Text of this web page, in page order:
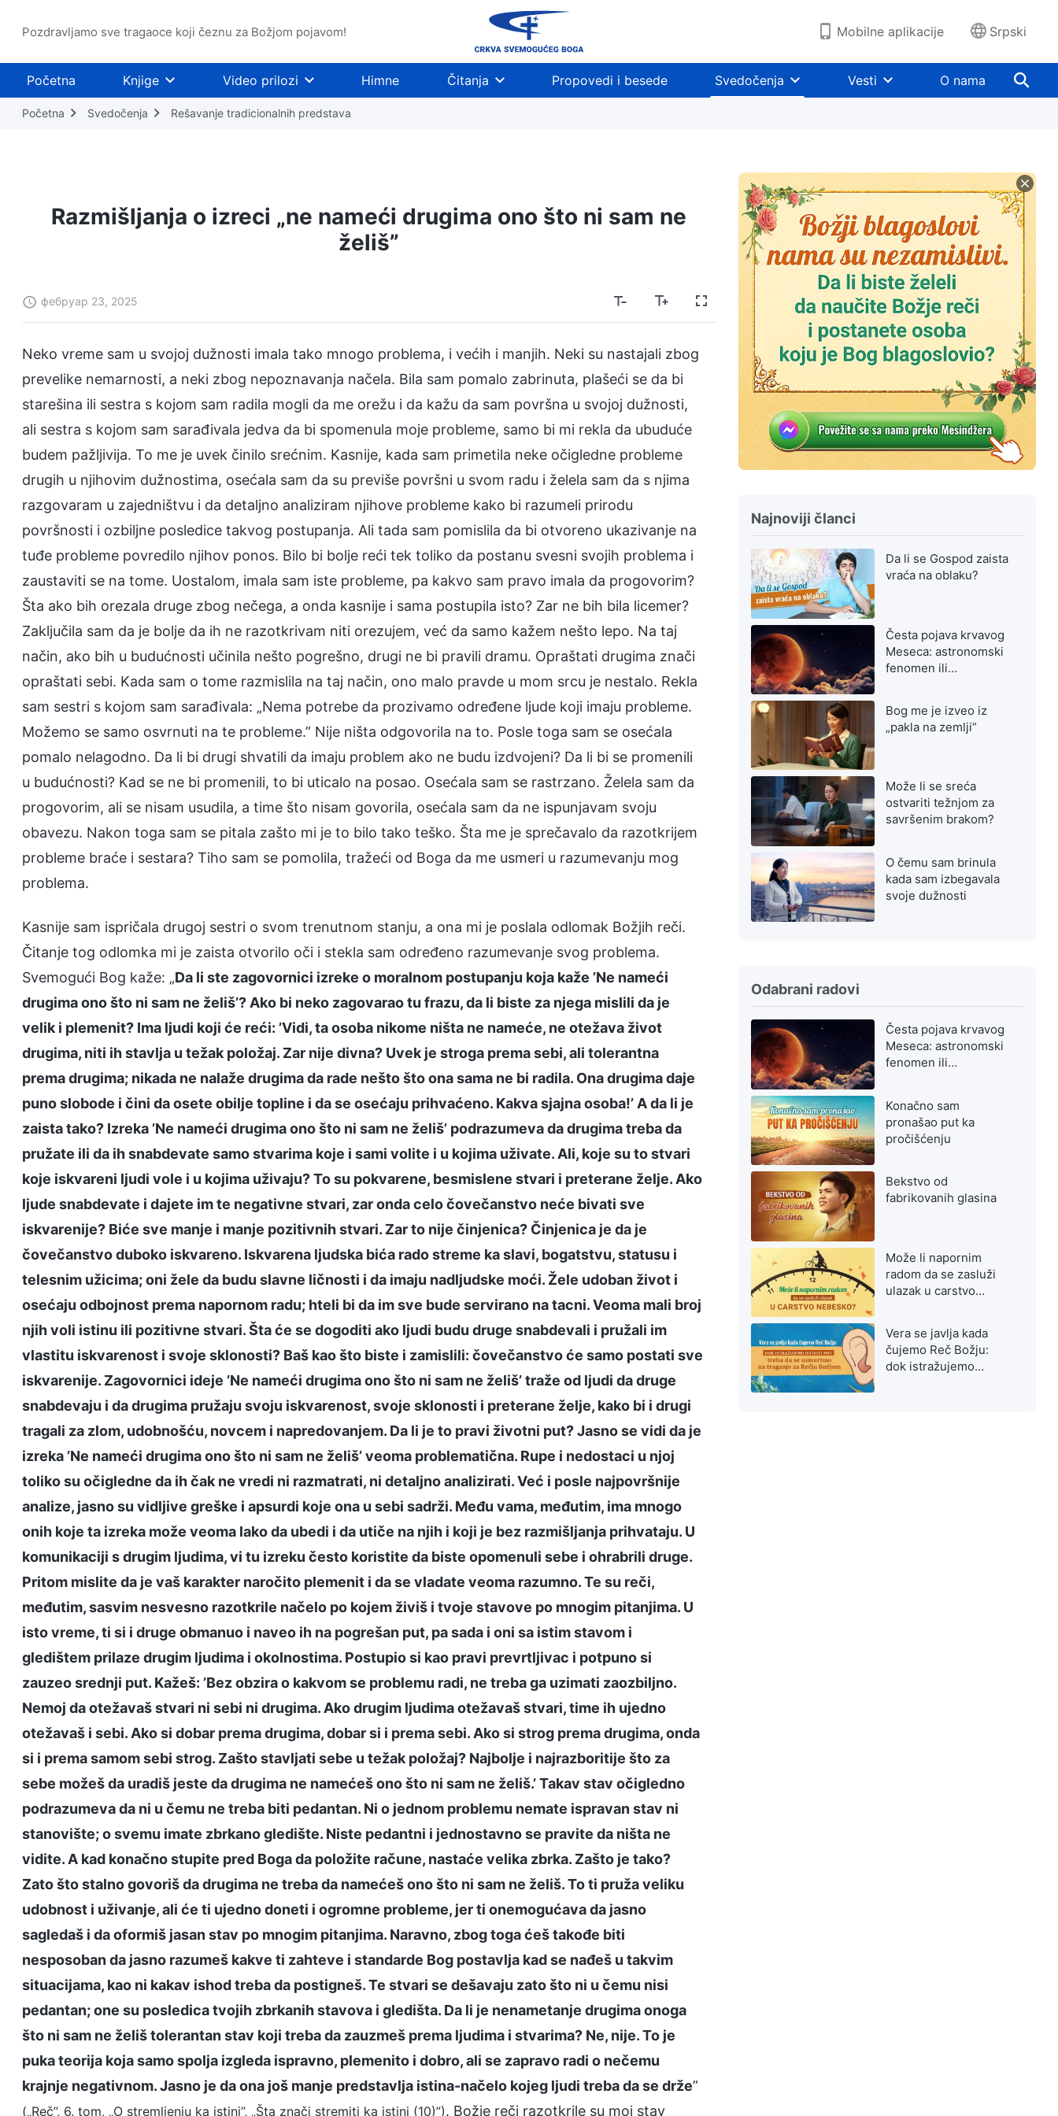
Pozdravljamo sve tragaoce koji čeznu za Božjom pojavom! Mobilne aplikacije Srpski
Početna Knjige Video prilozi Himne Čitanja Propovedi i besede Svedočenja Vesti O nama
Početna Svedočenja Rešavanje tradicionalnih predstava
Razmišljanja o izreci „ne nameći drugima ono što ni sam ne
želiš”
фебруар 23, 2025
Neko vreme sam u svojoj dužnosti imala tako mnogo problema, i većih i manjih. Neki su nastajali zbog
prevelike nemarnosti, a neki zbog nepoznavanja načela. Bila sam pomalo zabrinuta, plašeći se da bi
starešina ili sestra s kojom sam radila mogli da me orežu i da kažu da sam površna u svojoj dužnosti,
ali sestra s kojom sam sarađivala jedva da bi spomenula moje probleme, samo bi mi rekla da ubuduće
budem pažljivija. To me je uvek činilo srećnim. Kasnije, kada sam primetila neke očigledne probleme
drugih u njihovim dužnostima, osećala sam da su previše površni u svom radu i želela sam da s njima
razgovaram u zajedništvu i da detaljno analiziram njihove probleme kako bi razumeli prirodu
površnosti i ozbiljne posledice takvog postupanja. Ali tada sam pomislila da bi otvoreno ukazivanje na
tuđe probleme povredilo njihov ponos. Bilo bi bolje reći tek toliko da postanu svesni svojih problema i
zaustaviti se na tome. Uostalom, imala sam iste probleme, pa kakvo sam pravo imala da progovorim?
Šta ako bih orezala druge zbog nečega, a onda kasnije i sama postupila isto? Zar ne bih bila licemer?
Zaključila sam da je bolje da ih ne razotkrivam niti orezujem, već da samo kažem nešto lepo. Na taj
način, ako bih u budućnosti učinila nešto pogrešno, drugi ne bi pravili dramu. Opraštati drugima znači
opraštati sebi. Kada sam o tome razmislila na taj način, ono malo pravde u mom srcu je nestalo. Rekla
sam sestri s kojom sam sarađivala: „Nema potrebe da prozivamo određene ljude koji imaju probleme.
Možemo se samo osvrnuti na te probleme.” Nije ništa odgovorila na to. Posle toga sam se osećala
pomalo nelagodno. Da li bi drugi shvatili da imaju problem ako ne budu izdvojeni? Da li bi se promenili
u budućnosti? Kad se ne bi promenili, to bi uticalo na posao. Osećala sam se rastrzano. Želela sam da
progovorim, ali se nisam usudila, a time što nisam govorila, osećala sam da ne ispunjavam svoju
obavezu. Nakon toga sam se pitala zašto mi je to bilo tako teško. Šta me je sprečavalo da razotkrijem
probleme braće i sestara? Tiho sam se pomolila, tražeći od Boga da me usmeri u razumevanju mog
problema.
Kasnije sam ispričala drugoj sestri o svom trenutnom stanju, a ona mi je poslala odlomak Božjih reči.
Čitanje tog odlomka mi je zaista otvorilo oči i stekla sam određeno razumevanje svog problema.
Svemogući Bog kaže: „Da li ste zagovornici izreke o moralnom postupanju koja kaže ’Ne nameći
drugima ono što ni sam ne želiš’? Ako bi neko zagovarao tu frazu, da li biste za njega mislili da je
velik i plemenit? Ima ljudi koji će reći: ’Vidi, ta osoba nikome ništa ne nameće, ne otežava život
drugima, niti ih stavlja u težak položaj. Zar nije divna? Uvek je stroga prema sebi, ali tolerantna
prema drugima; nikada ne nalaže drugima da rade nešto što ona sama ne bi radila. Ona drugima daje
puno slobode i čini da osete obilje topline i da se osećaju prihvaćeno. Kakva sjajna osoba!’ A da li je
zaista tako? Izreka ’Ne nameći drugima ono što ni sam ne želiš’ podrazumeva da drugima treba da
pružate ili da ih snabdevate samo stvarima koje i sami volite i u kojima uživate. Ali, koje su to stvari
koje iskvareni ljudi vole i u kojima uživaju? To su pokvarene, besmislene stvari i preterane želje. Ako
ljude snabdevate i dajete im te negativne stvari, zar onda celo čovečanstvo neće bivati sve
iskvarenije? Biće sve manje i manje pozitivnih stvari. Zar to nije činjenica? Činjenica je da je
čovečanstvo duboko iskvareno. Iskvarena ljudska bića rado streme ka slavi, bogatstvu, statusu i
telesnim užicima; oni žele da budu slavne ličnosti i da imaju nadljudske moći. Žele udoban život i
osećaju odbojnost prema napornom radu; hteli bi da im sve bude servirano na tacni. Veoma mali broj
njih voli istinu ili pozitivne stvari. Šta će se dogoditi ako ljudi budu druge snabdevali i pružali im
vlastitu iskvarenost i svoje sklonosti? Baš kao što biste i zamislili: čovečanstvo će samo postati sve
iskvarenije. Zagovornici ideje ’Ne nameći drugima ono što ni sam ne želiš’ traže od ljudi da druge
snabdevaju i da drugima pružaju svoju iskvarenost, svoje sklonosti i preterane želje, kako bi i drugi
tragali za zlom, udobnošću, novcem i napredovanjem. Da li je to pravi životni put? Jasno se vidi da je
izreka ’Ne nameći drugima ono što ni sam ne želiš’ veoma problematična. Rupe i nedostaci u njoj
toliko su očigledne da ih čak ne vredi ni razmatrati, ni detaljno analizirati. Već i posle najpovršnije
analize, jasno su vidljive greške i apsurdi koje ona u sebi sadrži. Među vama, međutim, ima mnogo
onih koje ta izreka može veoma lako da ubedi i da utiče na njih i koji je bez razmišljanja prihvataju. U
komunikaciji s drugim ljudima, vi tu izreku često koristite da biste opomenuli sebe i ohrabrili druge.
Pritom mislite da je vaš karakter naročito plemenit i da se vladate veoma razumno. Te su reči,
međutim, sasvim nesvesno razotkrile načelo po kojem živiš i tvoje stavove po mnogim pitanjima. U
isto vreme, ti si i druge obmanuo i naveo ih na pogrešan put, pa sada i oni sa istim stavom i
gledištem prilaze drugim ljudima i okolnostima. Postupio si kao pravi prevrtljivac i potpuno si
zauzeo srednji put. Kažeš: ’Bez obzira o kakvom se problemu radi, ne treba ga uzimati zaozbiljno.
Nemoj da otežavaš stvari ni sebi ni drugima. Ako drugim ljudima otežavaš stvari, time ih ujedno
otežavaš i sebi. Ako si dobar prema drugima, dobar si i prema sebi. Ako si strog prema drugima, onda
si i prema samom sebi strog. Zašto stavljati sebe u težak položaj? Najbolje i najrazboritije što za
sebe možeš da uradiš jeste da drugima ne namećeš ono što ni sam ne želiš.’ Takav stav očigledno
podrazumeva da ni u čemu ne treba biti pedantan. Ni o jednom problemu nemate ispravan stav ni
stanovište; o svemu imate zbrkano gledište. Niste pedantni i jednostavno se pravite da ništa ne
vidite. A kad konačno stupite pred Boga da položite račune, nastaće velika zbrka. Zašto je tako?
Zato što stalno govoriš da drugima ne treba da namećeš ono što ni sam ne želiš. To ti pruža veliku
udobnost i uživanje, ali će ti ujedno doneti i ogromne probleme, jer ti onemogućava da jasno
sagledaš i da oformiš jasan stav po mnogim pitanjima. Naravno, zbog toga ćeš takođe biti
nesposoban da jasno razumeš kakve ti zahteve i standarde Bog postavlja kad se nađeš u takvim
situacijama, kao ni kakav ishod treba da postigneš. Te stvari se dešavaju zato što ni u čemu nisi
pedantan; one su posledica tvojih zbrkanih stavova i gledišta. Da li je nenametanje drugima onoga
što ni sam ne želiš tolerantan stav koji treba da zauzmeš prema ljudima i stvarima? Ne, nije. To je
puka teorija koja samo spolja izgleda ispravno, plemenito i dobro, ali se zapravo radi o nečemu
krajnje negativnom. Jasno je da ona još manje predstavlja istina-načelo kojeg ljudi treba da se drže”
(„Reč”, 6. tom, „O stremljenju ka istini”, „Šta znači stremiti ka istini (10)”). Božje reči razotkrile su moj stav
Najnoviji članci
Da li se Gospod zaista
vraća na oblaku?
Česta pojava krvavog
Meseca: astronomski
fenomen ili
Bog me je izveo iz
„pakla na zemlji”
Može li se sreća
ostvariti težnjom za
savršenim brakom?
O čemu sam brinula
kada sam izbegavala
svoje dužnosti
Odabrani radovi
Česta pojava krvavog
Meseca: astronomski
fenomen ili
Konačno sam
pronašao put ka
pročišćenju
Bekstvo od
fabrikovanih glasina
Može li napornim
radom da se zasluži
ulazak u carstvo
Vera se javlja kada
čujemo Reč Božju:
dok istražujemo